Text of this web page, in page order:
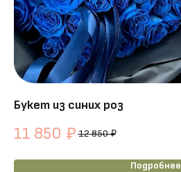
Букет из синих роз
11 850 ₽ 12 850 ₽
Подробнее